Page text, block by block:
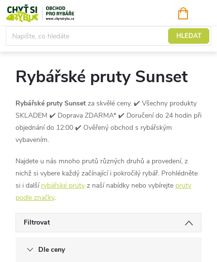
Přejít
na
obsah
HLEDAT
KOŠÍK
Pruty
Rybářské pruty Sunset
Rybářské pruty Sunset za skvělé ceny. ✔️ Všechny produkty
SKLADEM ✔️ Doprava ZDARMA* ✔️ Doručení do 24 hodin při
objednání do 12:00 ✔️ Ověřený obchod s rybářským
vybavením.
Najdete u nás mnoho prutů různých druhů a provedení, z
nichž si vybere každý začínající i pokročilý rybář. Prohlédněte
si i další rybářské pruty z naší nabídky nebo vybírejte pruty
podle značky.
Filtrovat
Dle ceny